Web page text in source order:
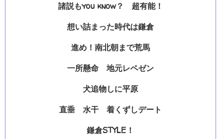
諸説もyou know？ 超有能！
想い詰まった時代は鎌倉
進め！南北朝まで荒馬
一所懸命 地元レペゼン
犬追物しに平原
直垂 水干 着くずしデート
鎌倉STYLE！